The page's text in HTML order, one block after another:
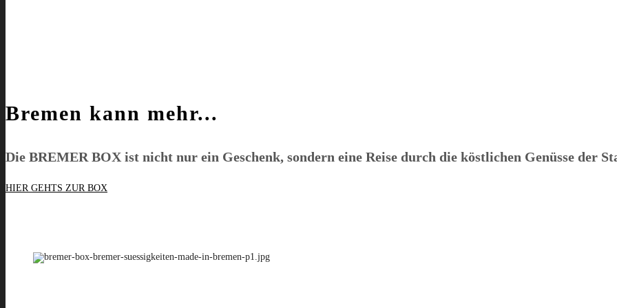
Bremen kann mehr...
Die BREMER BOXist nicht nur ein Geschenk, sondern eine Reise durch die köstlichen Genüsse der
HIER GEHTS ZUR BOX